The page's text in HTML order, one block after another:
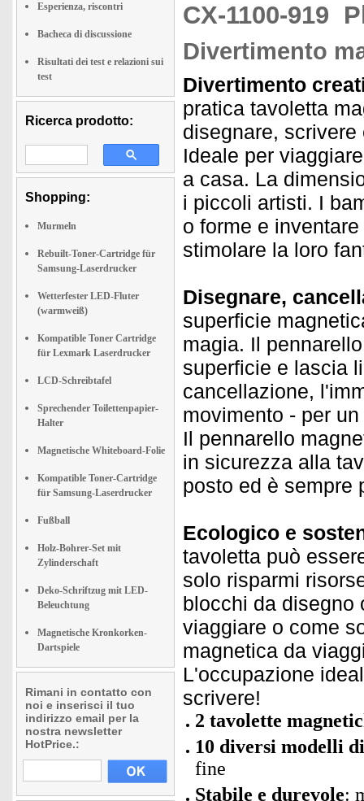
Esperienza, riscontri
Bacheca di discussione
Risultati dei test e relazioni sui
test
Ricerca prodotto:
Shopping:
Murmeln
Rebuilt-Toner-Cartridge für
Samsung-Laserdrucker
Wetterfester LED-Fluter
(warmweiß)
Kompatible Toner Cartridge
für Lexmark Laserdrucker
LCD-Schreibtafel
Sprechender Toilettenpapier-
Halter
Magnetische Whiteboard-Folie
Kompatible Toner-Cartridge
für Samsung-Laserdrucker
Fußball
Holz-Bohrer-Set mit
Zylinderschaft
Deko-Schriftzug mit LED-
Beleuchtung
Magnetische Kronkorken-
Dartspiele
Rimani in contatto con
noi e inserisci il tuo
indirizzo email per la
nostra newsletter
HotPrice.:
CX-1100-919
Divertimento
Divertimento
pratica tavoletta
disegnare,
Ideale per
a casa. La
i piccoli artisti. I
o forme e
stimolare la loro
Disegnare,
superficie
magia. Il
superficie e lascia
cancellazione,
movimento - per
Il pennarello
in sicurezza alla
posto ed è sempre
Ecologico e
tavoletta può
solo risparmi
blocchi da disegno
viaggiare o come
magnetica da
L'occupazione
scrivere!
2 tavolette
10 diversi modelli
fine
Stabile e durevole: